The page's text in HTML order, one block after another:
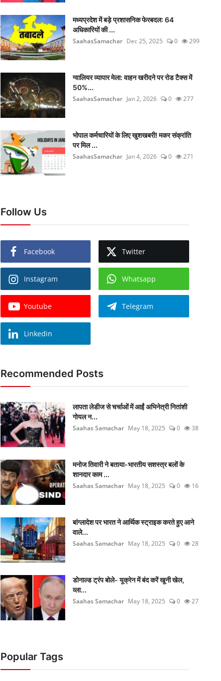
मध्यप्रदेश में बड़े प्रशासनिक फेरबदल: 64
अधिकारियों की ...
SaahasSamachar Dec 25, 2025 0 299
ग्वालियर व्यापार मेला: वाहन खरीदने पर रोड टैक्स में
50%...
SaahasSamachar Jan 2, 2026 0 277
भोपाल कर्मचारियों के लिए खुशखबरी! मकर संक्रांति
पर मिल ...
SaahasSamachar Jan 4, 2026 0 271
Follow Us
Facebook Twitter
Instagram Whatsapp
Youtube Telegram
Linkedin
Recommended Posts
लापता लेडीज से चर्चाओं में आईं अभिनेत्री नितांशी
गोयल न...
Saahas Samachar May 18, 2025 0 38
मनोज तिवारी ने बताया-भारतीय सशस्त्र बलों के
शानदार काम ...
Saahas Samachar May 18, 2025 0 16
बांग्लादेश पर भारत ने आर्थिक स्ट्राइक करते हुए आने
वाले...
Saahas Samachar May 18, 2025 0 28
डोनाल्ड ट्रंप बोले- यूक्रेन में बंद करें खूनी खेल,
व्ला...
Saahas Samachar May 18, 2025 0 27
Popular Tags